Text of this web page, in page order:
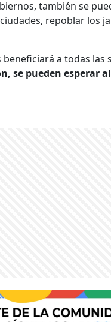
también se
repoblar los
a todas las
se pueden esperar